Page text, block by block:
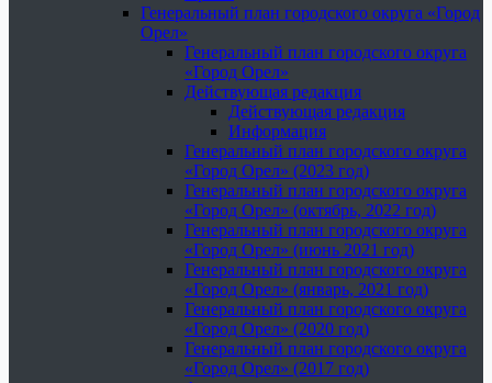
Генеральный план городского округа «Город
Орел»
Генеральный план городского округа
«Город Орел»
Действующая редакция
Действующая редакция
Информация
Генеральный план городского округа
«Город Орел» (2023 год)
Генеральный план городского округа
«Город Орел» (октябрь, 2022 год)
Генеральный план городского округа
«Город Орел» (июнь 2021 год)
Генеральный план городского округа
«Город Орел» (январь, 2021 год)
Генеральный план городского округа
«Город Орел» (2020 год)
Генеральный план городского округа
«Город Орел» (2017 год)